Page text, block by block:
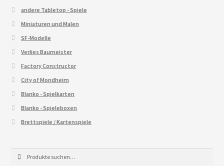
andere Tabletop - Spiele
Miniaturen und Malen
SF-Modelle
Verlies Baumeister
Factory Constructor
City of Mondheim
Blanko - Spielkarten
Blanko - Spieleboxen
Brettspiele / Kartenspiele
nach: